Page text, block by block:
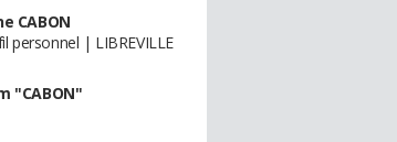
CABON
personnel | LIBREVILLE
"CABON"